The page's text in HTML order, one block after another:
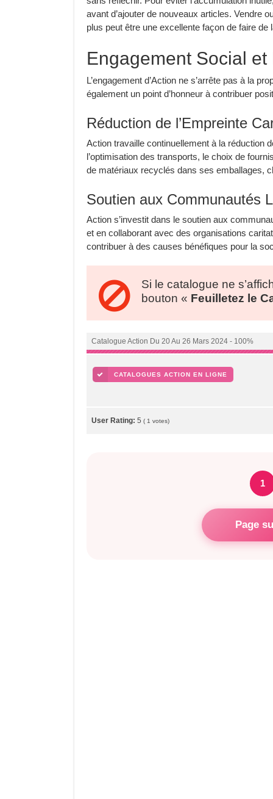
avant d’ajouter de nouveaux articles. Vendre
plus peut être une excellente façon de faire
Engagement Social et
L’engagement d’Action ne s’arrête pas à la
également un point d’honneur à contribuer
Réduction de l’Empreinte
Action travaille continuellement à la réduction
l’optimisation des transports, le choix de
de matériaux recyclés dans ses emballages,
Soutien aux Communautés
Action s’investit dans le soutien aux
et en collaborant avec des organisations
contribuer à des causes bénéfiques pour la
Si le catalogue ne
bouton « Feuilletez le
Catalogue Action Du 20 Au 26 Mars 2024 - 100%
CATALOGUES ACTION EN LIGNE
User Rating: 5 ( 1 votes)
1
Page